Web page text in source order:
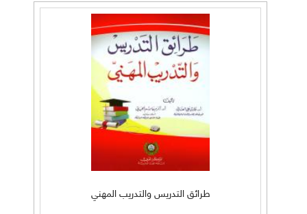
طرائق التدريس والتدريب المهني